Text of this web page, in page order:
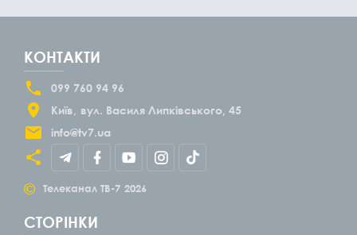
КОНТАКТИ
099 760 94 96
Київ
вул. Василя Липківського, 45
info@tv7.ua
© Телеканал ТВ-7 2026
СТОРІНКИ